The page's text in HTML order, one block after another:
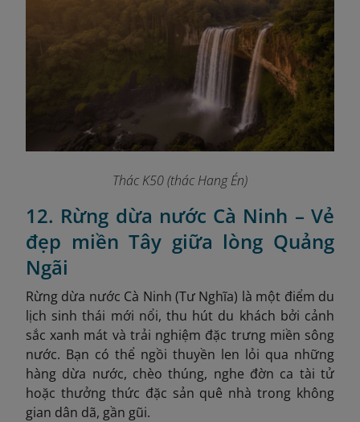
Thác K50 (thác Hang Én)
12. Rừng dừa nước Cà Ninh – Vẻ
đẹp miền Tây giữa lòng Quảng
Ngãi
Rừng dừa nước Cà Ninh (Tư Nghĩa) là một điểm du
lịch sinh thái mới nổi, thu hút du khách bởi cảnh
sắc xanh mát và trải nghiệm đặc trưng miền sông
nước. Bạn có thể ngồi thuyền len lỏi qua những
hàng dừa nước, chèo thúng, nghe đờn ca tài tử
hoặc thưởng thức đặc sản quê nhà trong không
gian dân dã, gần gũi.